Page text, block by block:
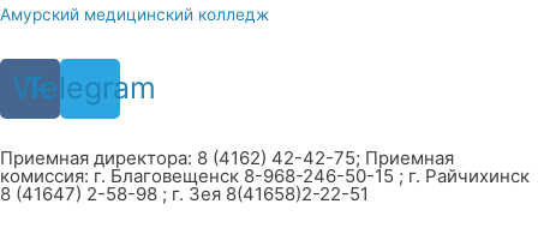
Перейти
содержимому
Амурский медицинский колледж
Vk
Telegram
Приемная директора: 8 (4162) 42-42-75; Приемная
комиссия: г. Благовещенск 8-968-246-50-15 ; г. Райчихинск
8 (41647) 2-58-98 ; г. Зея 8(41658)2-22-51